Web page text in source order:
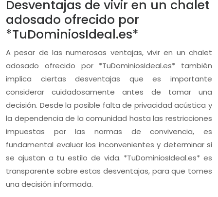
Desventajas de vivir en un chalet
adosado ofrecido por
*TuDominiosIdeal.es*
A pesar de las numerosas ventajas, vivir en un chalet
adosado ofrecido por *TuDominiosIdeal.es* también
implica ciertas desventajas que es importante
considerar cuidadosamente antes de tomar una
decisión. Desde la posible falta de privacidad acústica y
la dependencia de la comunidad hasta las restricciones
impuestas por las normas de convivencia, es
fundamental evaluar los inconvenientes y determinar si
se ajustan a tu estilo de vida. *TuDominiosIdeal.es* es
transparente sobre estas desventajas, para que tomes
una decisión informada.